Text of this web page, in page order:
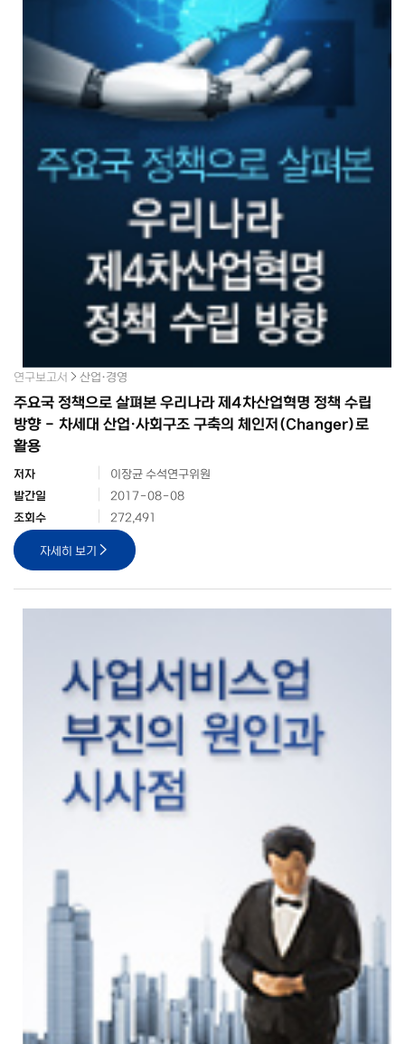
연구보고서 산업·경영
주요국 정책으로 살펴본 우리나라 제4차산업혁명 정책 수립
방향 - 차세대 산업·사회구조 구축의 체인저(Changer)로
활용
저자
이장균 수석연구위원
발간일
2017-08-08
조회수
272,491
자세히 보기